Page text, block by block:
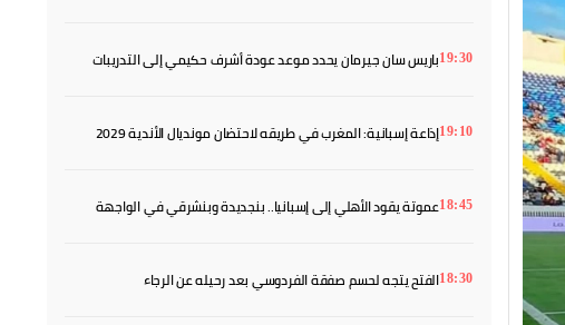
19:30باريس سان جيرمان يحدد موعد عودة أشرف حكيمي إلى التدريبات
19:10إذاعة إسبانية: المغرب في طريقه لاحتضان مونديال الأندية 2029
18:45عموتة يقود الأهلي إلى إسبانيا.. بنجديدة وبنشرقي في الواجهة
18:30الفتح يتجه لحسم صفقة الفردوسي بعد رحيله عن الرجاء